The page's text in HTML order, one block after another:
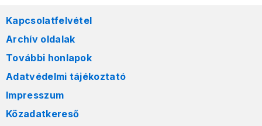
Kapcsolatfelvétel
Archív oldalak
További honlapok
Adatvédelmi tájékoztató
Impresszum
Közadatkereső